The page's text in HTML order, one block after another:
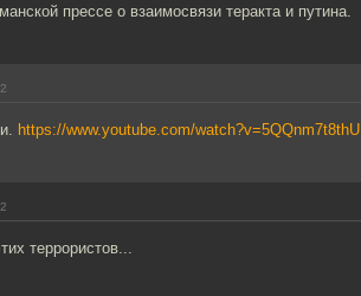
прессе о взаимосвязи теракта и путина.
https://www.youtube.com/watch?v=5QQnm7t8thU
террористов...